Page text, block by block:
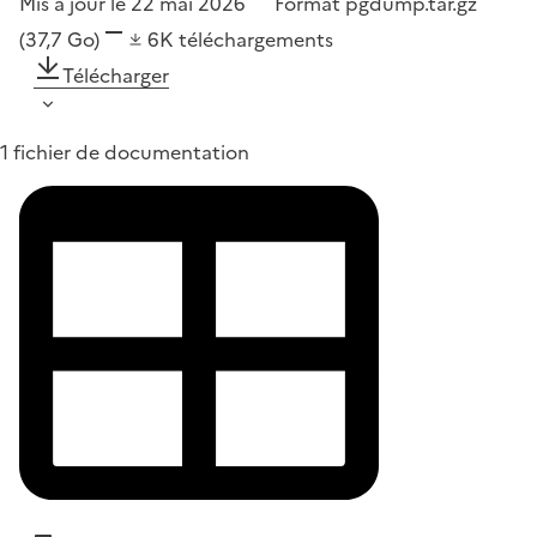
(37,7 Go)
6K téléchargements
Télécharger
1 fichier de documentation